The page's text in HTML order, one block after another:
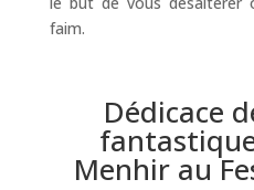
faim.
Dédicace
Menhir au